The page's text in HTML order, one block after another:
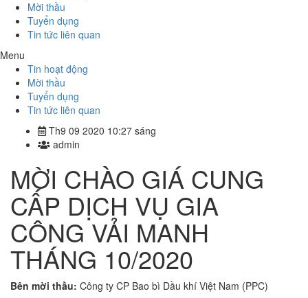
Mời thầu
Tuyển dụng
Tin tức liên quan
Menu
Tin hoạt động
Mời thầu
Tuyển dụng
Tin tức liên quan
Th9 09 2020 10:27 sáng
admin
MỜI CHÀO GIÁ CUNG
CẤP DỊCH VỤ GIA
CÔNG VẢI MANH
THÁNG 10/2020
Bên mời thầu: Công ty CP Bao bì Dầu khí Việt Nam (PPC)